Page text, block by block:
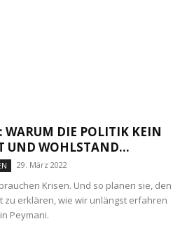
WARUM DIE POLITIK KEIN
UND WOHLSTAND...
29. März 2022
Krisen. Und so planen sie, den
erklären, wie wir unlängst erfahren
Peymani.